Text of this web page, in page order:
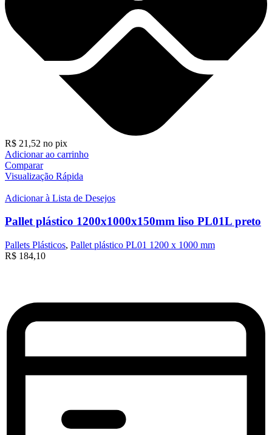
R$ 21,52 no pix
Adicionar ao carrinho
Comparar
Visualização Rápida
Adicionar à Lista de Desejos
Pallet plástico 1200x1000x150mm liso PL01L preto
Pallets Plásticos, Pallet plástico PL01 1200 x 1000 mm
R$ 184,10